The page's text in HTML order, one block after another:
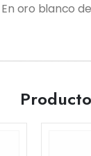
oro blanco de